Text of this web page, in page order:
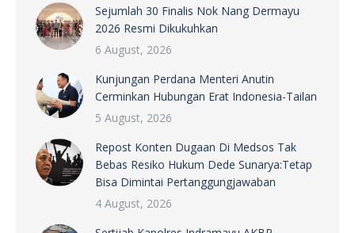
Sejumlah 30 Finalis Nok Nang Dermayu
2026 Resmi Dikukuhkan
6 August, 2026
Kunjungan Perdana Menteri Anutin
Cerminkan Hubungan Erat Indonesia-Tailan
5 August, 2026
Repost Konten Dugaan Di Medsos Tak
Bebas Resiko Hukum Dede Sunarya:Tetap
Bisa Dimintai Pertanggungjawaban
4 August, 2026